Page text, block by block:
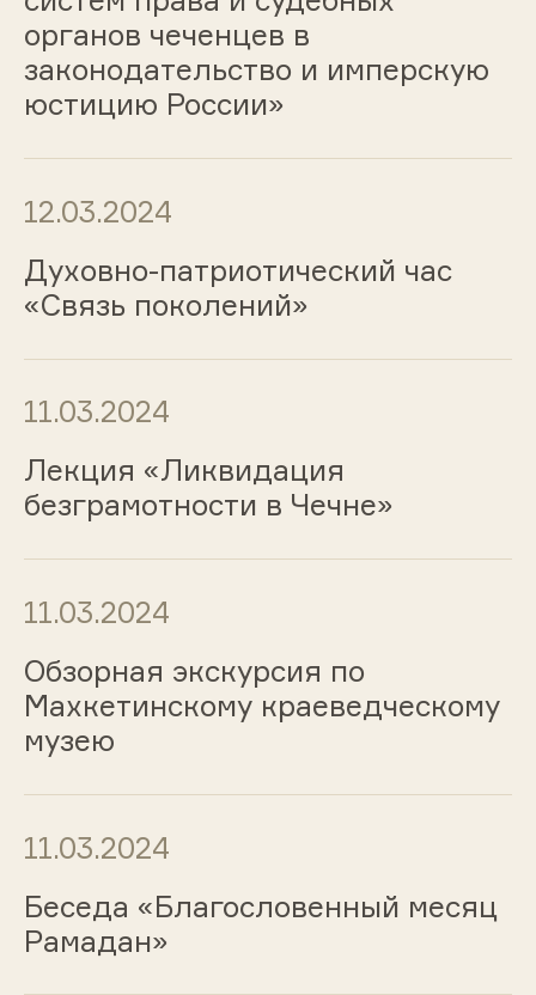
органов чеченцев в
законодательство и имперскую
юстицию России»
12.03.2024
Духовно-патриотический час
«Связь поколений»
11.03.2024
Лекция «Ликвидация
безграмотности в Чечне»
11.03.2024
Обзорная экскурсия по
Махкетинскому краеведческому
музею
11.03.2024
Беседа «Благословенный месяц
Рамадан»